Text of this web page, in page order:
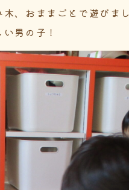
、おままごとで遊びま
男の子！